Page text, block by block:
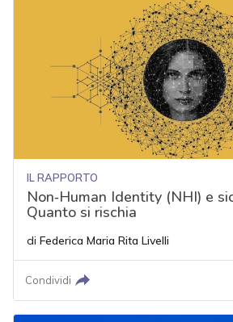
IL RAPPORTO
Non‑Human Identity (NHI) e
Quanto si rischia
di Federica Maria Rita Livelli
Condividi